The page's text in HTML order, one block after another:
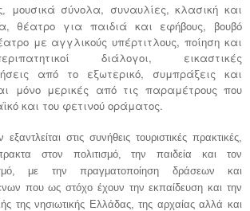
μουσικά σύνολα, συναυλίες, κλασική και
θέατρο για παιδιά και εφήβους, βουβό
με αγγλικούς υπέρτιτλους, ποίηση και
διάλογοι, εικαστικές
από το εξωτερικό, συμπράξεις και
μόνο μερικές από τις παραμέτρους που
και του φετινού οράματος.
στις συνήθεις τουριστικές πρακτικές,
στον πολιτισμό, την παιδεία και τον
με την πραγματοποίηση δράσεων και
που ως στόχο έχουν την εκπαίδευση και την
της νησιωτικής Ελλάδας, της αρχαίας αλλά και